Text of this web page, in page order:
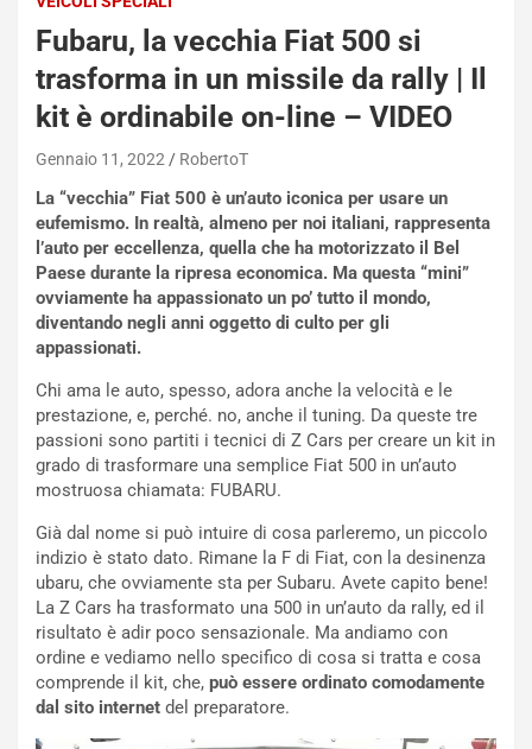
Fubaru, la vecchia Fiat 500 si
trasforma in un missile da rally | Il
kit è ordinabile on-line – VIDEO
Gennaio 11, 2022 RobertoT
La “vecchia” Fiat 500 è un’auto iconica per usare un
eufemismo. In realtà, almeno per noi italiani, rappresenta
l’auto per eccellenza, quella che ha motorizzato il Bel
Paese durante la ripresa economica. Ma questa “mini”
ovviamente ha appassionato un po’ tutto il mondo,
diventando negli anni oggetto di culto per gli
appassionati.
Chi ama le auto, spesso, adora anche la velocità e le
prestazione, e, perché. no, anche il tuning. Da queste tre
passioni sono partiti i tecnici di Z Cars per creare un kit in
grado di trasformare una semplice Fiat 500 in un’auto
mostruosa chiamata: FUBARU.
Già dal nome si può intuire di cosa parleremo, un piccolo
indizio è stato dato. Rimane la F di Fiat, con la desinenza
ubaru, che ovviamente sta per Subaru. Avete capito bene!
La Z Cars ha trasformato una 500 in un’auto da rally, ed il
risultato è adir poco sensazionale. Ma andiamo con
ordine e vediamo nello specifico di cosa si tratta e cosa
comprende il kit, che, può essere ordinato comodamente
dal sito internet del preparatore.